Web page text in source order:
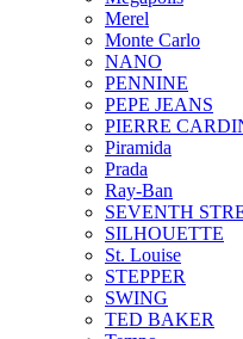
Merel
Monte Carlo
NANO
PENNINE
PEPE JEANS
PIERRE
Piramida
Prada
Ray-Ban
SEVENTH
SILHOUETTE
St. Louise
STEPPER
SWING
TED BAKER